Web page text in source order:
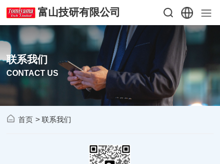
富山技研有限公司
联系我们
CONTACT US
首页 > 联系我们